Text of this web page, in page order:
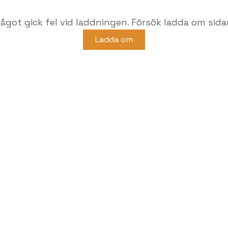
gick fel vid laddningen. Försök ladda om
Ladda om